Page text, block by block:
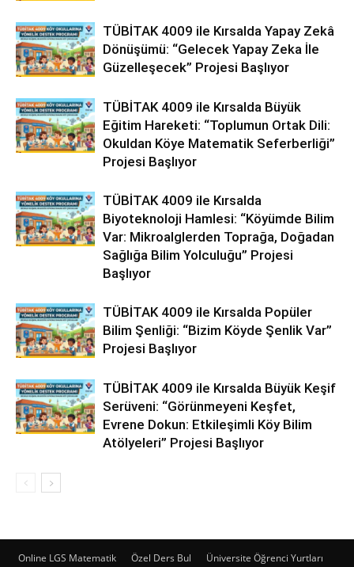
TÜBİTAK 4009 ile Kırsalda Yapay Zekâ
Dönüşümü: “Gelecek Yapay Zeka İle
Güzelleşecek” Projesi Başlıyor
TÜBİTAK 4009 ile Kırsalda Büyük
Eğitim Hareketi: “Toplumun Ortak Dili:
Okuldan Köye Matematik Seferberliği”
Projesi Başlıyor
TÜBİTAK 4009 ile Kırsalda
Biyoteknoloji Hamlesi: “Köyümde Bilim
Var: Mikroalglerden Toprağa, Doğadan
Sağlığa Bilim Yolculuğu” Projesi
Başlıyor
TÜBİTAK 4009 ile Kırsalda Popüler
Bilim Şenliği: “Bizim Köyde Şenlik Var”
Projesi Başlıyor
TÜBİTAK 4009 ile Kırsalda Büyük Keşif
Serüveni: “Görünmeyeni Keşfet,
Evrene Dokun: Etkileşimli Köy Bilim
Atölyeleri” Projesi Başlıyor
Online LGS Matematik Özel Ders Bul Üniversite Öğrenci Yurtları